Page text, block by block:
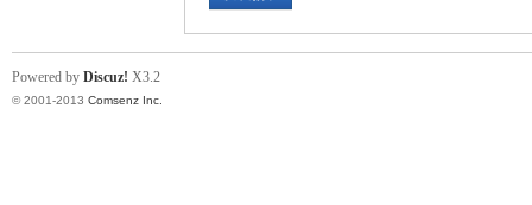
Powered by Discuz! X3.2
© 2001-2013 Comsenz Inc.